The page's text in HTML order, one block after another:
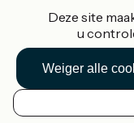
NL
Accueil Vélo Pro
Contact
Wettelijke informatie
Deze site
u
Weiger alle